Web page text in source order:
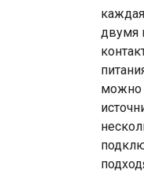
двумя
можно